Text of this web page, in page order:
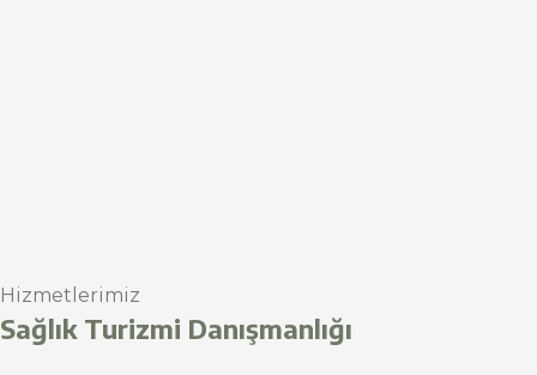
Hizmetlerimiz
Sağlık Turizmi Danışmanlığı